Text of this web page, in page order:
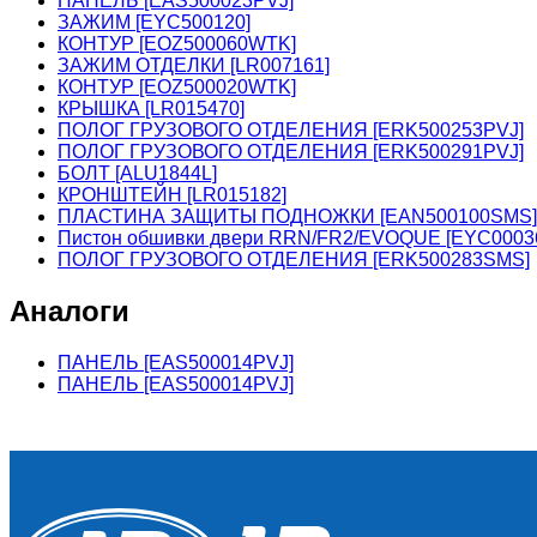
ЗАЖИМ [EYC500120]
КОНТУР [EOZ500060WTK]
ЗАЖИМ ОТДЕЛКИ [LR007161]
КОНТУР [EOZ500020WTK]
КРЫШКА [LR015470]
ПОЛОГ ГРУЗОВОГО ОТДЕЛЕНИЯ [ERK500253PVJ]
ПОЛОГ ГРУЗОВОГО ОТДЕЛЕНИЯ [ERK500291PVJ]
БОЛТ [ALU1844L]
КРОНШТЕЙН [LR015182]
ПЛАСТИНА ЗАЩИТЫ ПОДНОЖКИ [EAN500100SMS]
Пистон обшивки двери RRN/FR2/EVOQUE
ПОЛОГ ГРУЗОВОГО ОТДЕЛЕНИЯ [ERK500283SMS]
Аналоги
ПАНЕЛЬ [EAS500014PVJ]
ПАНЕЛЬ [EAS500014PVJ]